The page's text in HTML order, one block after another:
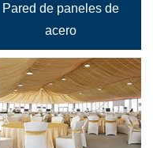
Pared de paneles de
acero